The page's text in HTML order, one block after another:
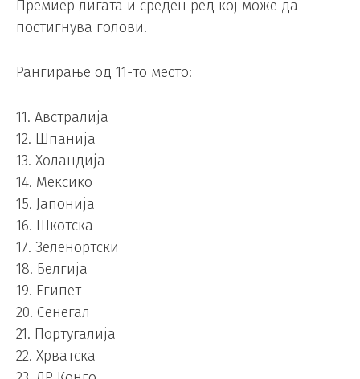
Премиер лигата и среден ред кој може да
постигнува голови.
Рангирање од 11-то место:
11. Австралија
12. Шпанија
13. Холандија
14. Мексико
15. Јапонија
16. Шкотска
17. Зеленортски
18. Белгија
19. Египет
20. Сенегал
21. Португалија
22. Хрватска